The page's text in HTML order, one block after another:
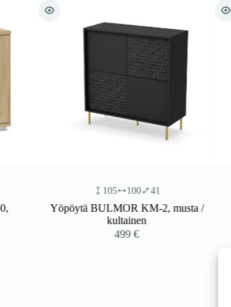
105 100 41
Yöpöytä BULMOR KM-2, musta /
kultainen
499€